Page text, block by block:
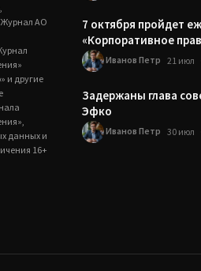
Журнал АО
и другие
данных и
16+
7 октября пройдет
«Корпоративное
Иванов Петр 21 июл
Задержаны глава
Эфко
Иванов Петр 30 июл